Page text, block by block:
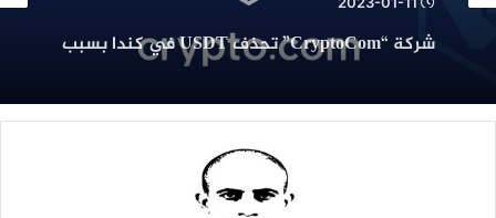
أخبار العملات الرقمية
2023-04-28
سامسونغ تعلن عن الشراكة مع شركة الكريبتو
بسبب
الضغوط التنظيمية